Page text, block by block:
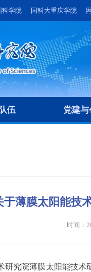
科学院 国科大重庆学院
伍 党建
于薄膜太阳能技
时间：
研究院薄膜太阳能技术